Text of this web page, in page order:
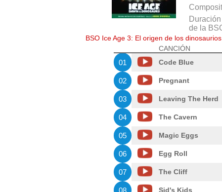
Duración
de la
BSO Ice Age 3: El origen de los
CANCIÓN
01 Code Blue
02 Pregnant
03 Leaving The Herd
04 The Cavern
05 Magic Eggs
06 Egg Roll
07 The Cliff
08 Sid's Kids